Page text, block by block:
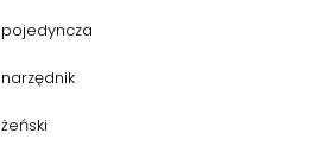
pojedyncza
narzędnik
żeński